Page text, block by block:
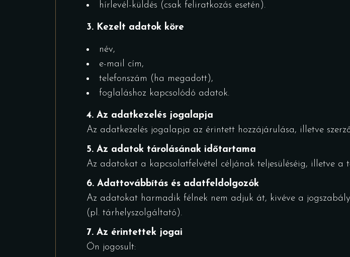
hírlevél-küldés (csak feliratkozás esetén).
3. Kezelt adatok köre
név,
e-mail cím,
telefonszám (ha megadott),
foglaláshoz kapcsolódó adatok.
4. Az adatkezelés jogalapja
Az adatkezelés jogalapja az érintett hozzájárulása, illetve
5. Az adatok tárolásának időtartama
Az adatokat a kapcsolatfelvétel céljának teljesüléséig, illetve a
6. Adattovábbítás és adatfeldolgozók
Az adatokat harmadik félnek nem adjuk át, kivéve a
(pl. tárhelyszolgáltató).
7. Az érintettek jogai
Ön jogosult: